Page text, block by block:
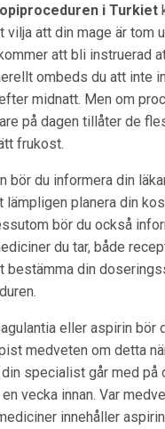
i Turkiet
vilja att din mage är tom
att bli instruerad
ombeds du att inte
midnatt. Men om
på dagen tillåter de
frukost.
bör du informera din
planera din
bör du också
du tar, både
bestämma din
eller aspirin bör
medveten om detta
specialist går med på
vecka innan. Var
innehåller